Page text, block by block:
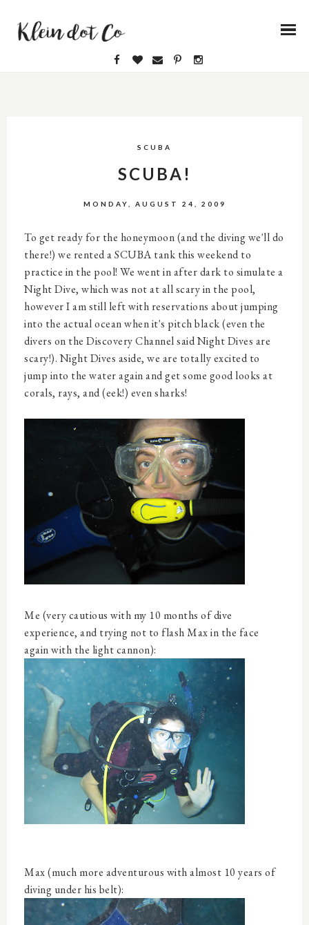
SCUBA
SCUBA!
MONDAY, AUGUST 24, 2009
To get ready for the honeymoon (and the diving we'll do
there!) we rented a SCUBA tank this weekend to
practice in the pool! We went in after dark to simulate a
Night Dive, which was not at all scary in the pool,
however I am still left with reservations about jumping
into the actual ocean when it's pitch black (even the
divers on the Discovery Channel said Night Dives are
scary!). Night Dives aside, we are totally excited to
jump into the water again and get some good looks at
corals, rays, and (eek!) even sharks!
Me (very cautious with my 10 months of dive
experience, and trying not to flash Max in the face
again with the light cannon):
Max (much more adventurous with almost 10 years of
diving under his belt):